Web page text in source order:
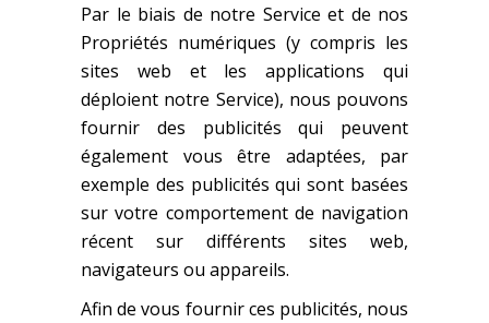
Par le biais de notre Service et de nos
Propriétés numériques (y compris les
sites web et les applications qui
déploient notre Service), nous pouvons
fournir des publicités qui peuvent
également vous être adaptées, par
exemple des publicités qui sont basées
sur votre comportement de navigation
récent sur différents sites web,
navigateurs ou appareils.
Afin de vous fournir ces publicités, nous